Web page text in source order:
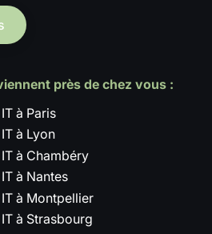
près de chez vous :
à Paris
à Lyon
à Chambéry
à Nantes
à Montpellier
à Strasbourg